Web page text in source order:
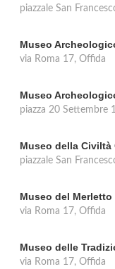
piazzale San
Museo
via Roma 17, Offida
Museo
piazza 20 Settembre
Museo della
piazzale San
Museo del Merletto
via Roma 17, Offida
Museo delle
via Roma 17, Offida